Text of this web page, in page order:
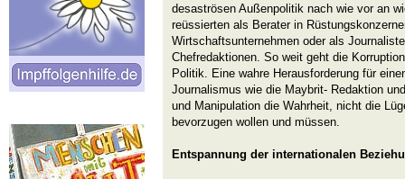
desaströsen Außenpolitik nach wie vor an
reüssierten als Berater in
Wirtschaftsunternehmen oder als
Chefredaktionen. So weit geht die
Politik. Eine wahre Herausforderung für
Journalismus wie die Maybrit- Redaktion
und Manipulation die Wahrheit, nicht die
bevorzugen wollen und müssen.
Entspannung der internationalen